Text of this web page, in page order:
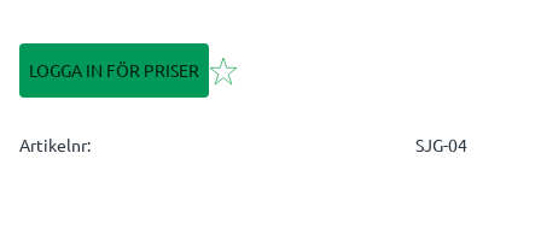
LOGGA IN FÖR PRISER Lägg till i favoriter
Artikelnr SJG-04